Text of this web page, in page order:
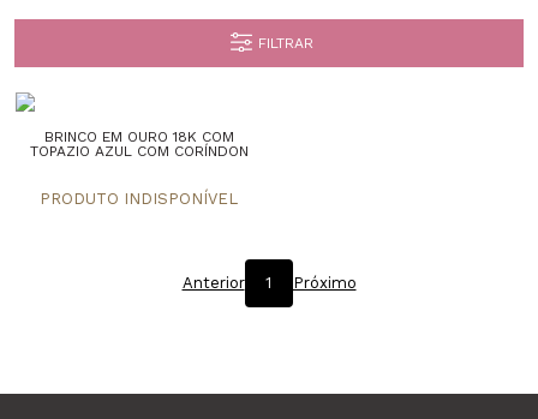
FILTRAR
BRINCO EM OURO 18K COM
TOPAZIO AZUL COM CORÍNDON
Anterior 1 Próximo